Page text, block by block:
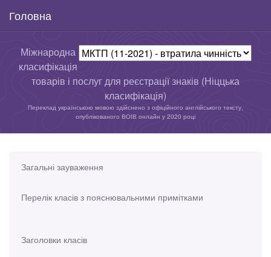
Головна
Міжнародна
класифікація
товарів і послуг для реєстрації знаків (Ніццька
класифікація)
Переклад українською мовою здійснено з офіційного англійського тексту,
опублікованого ВОІВ онлайн у 2020 році
Загальні зауваження
Перелік класів з пояснювальними примітками
Заголовки класів